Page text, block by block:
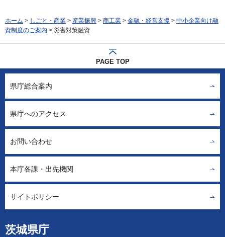
ホーム > しごと・産業 > 産業振興 > 商工業 > 金融・経営支援 > 中小企業向け融
資制度のご案内 > 災害対策融資
PAGE TOP
茨城県庁
県庁総合案内
県庁へのアクセス
お問い合わせ
本庁各課・出先機関
サイトポリシー